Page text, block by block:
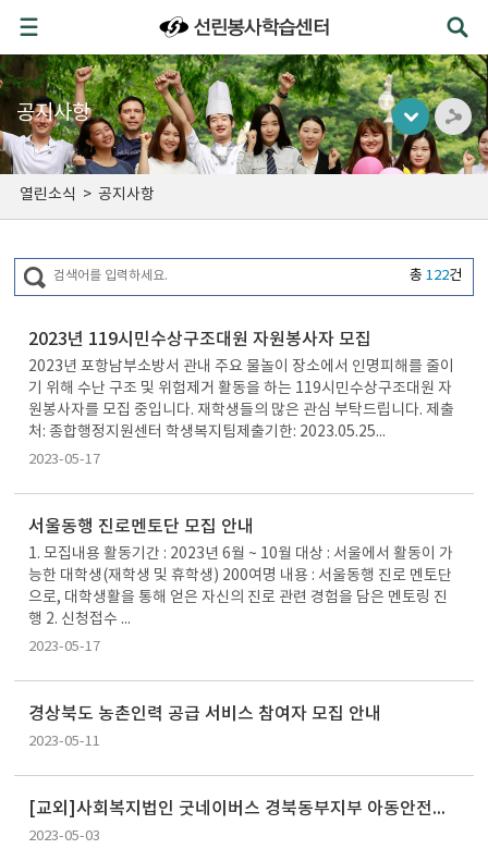
공지사항
열린소식 > 공지사항
총 122건
2023년 119시민수상구조대원 자원봉사자 모집
2023년 포항남부소방서 관내 주요 물놀이 장소에서 인명피해를 줄이
기 위해 수난 구조 및 위험제거 활동을 하는 119시민수상구조대원 자
원봉사자를 모집 중입니다. 재학생들의 많은 관심 부탁드립니다. 제출
처: 종합행정지원센터 학생복지팀제출기한: 2023.05.25...
2023-05-17
서울동행 진로멘토단 모집 안내
1. 모집내용 활동기간 : 2023년 6월 ~ 10월 대상 : 서울에서 활동이 가
능한 대학생(재학생 및 휴학생) 200여명 내용 : 서울동행 진로 멘토단
으로, 대학생활을 통해 얻은 자신의 진로 관련 경험을 담은 멘토링 진
행 2. 신청접수 ...
2023-05-17
경상북도 농촌인력 공급 서비스 참여자 모집 안내
2023-05-11
[교외]사회복지법인 굿네이버스 경북동부지부 아동안전수호단 모집 안내
2023-05-03